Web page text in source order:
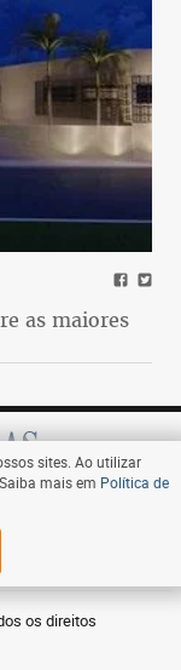
as maiores
os direitos
sites. Ao utilizar
mais em Política de